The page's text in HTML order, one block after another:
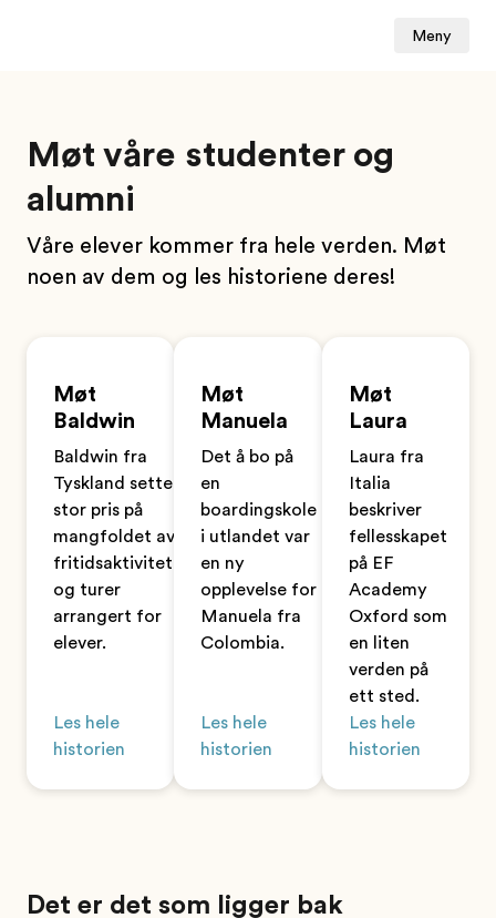
Meny
Møt våre studenter og
alumni
Våre elever kommer fra hele verden. Møt
noen av dem og les historiene deres!
Møt
Baldwin
Baldwin fra
Tyskland setter
stor pris på
mangfoldet av
fritidsaktiviteter
og turer
arrangert for
elever.
Les hele
historien
Møt
Manuela
Det å bo på
en
boardingskole
i utlandet var
en ny
opplevelse for
Manuela fra
Colombia.
Les hele
historien
Møt
Laura
Laura fra
Italia
beskriver
fellesskapet
på EF
Academy
Oxford som
en liten
verden på
ett sted.
Les hele
historien
Det er det som ligger bak